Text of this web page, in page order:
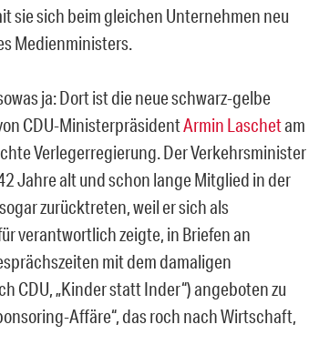
sie sich beim gleichen Unternehmen neu
Medienministers.
ja: Dort ist die neue schwarz-gelbe
CDU-MinisterpräsidentArmin Laschetam
Verlegerregierung. Der Verkehrsminister
Jahre alt und schon lange Mitglied in der
zurücktreten, weil er sich als
verantwortlich zeigte, in Briefen an
mit dem damaligen
CDU, „Kinder statt Inder“) angeboten zu
Affäre“, das roch nach Wirtschaft,